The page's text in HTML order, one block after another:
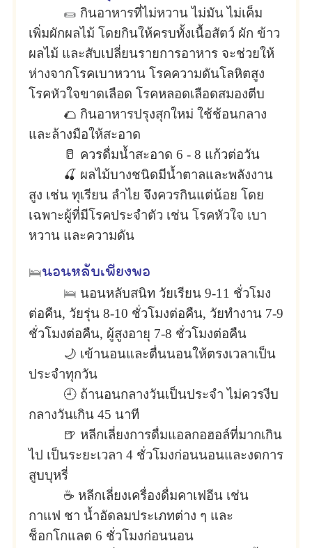
🌯 กินอาหารที่ไม่หวาน ไม่มัน ไม่เค็ม
เพิ่มผักผลไม้ โดยกินให้ครบทั้งเนื้อสัตว์ ผัก ข้าว
ผลไม้ และสับเปลี่ยนรายการอาหาร จะช่วยให้
ห่างจากโรคเบาหวาน โรคความดันโลหิตสูง
โรคหัวใจขาดเลือด โรคหลอดเลือดสมองตีบ
🌮 กินอาหารปรุงสุกใหม่ ใช้ช้อนกลาง
และล้างมือให้สะอาด
🥛 ควรดื่มน้ำสะอาด 6 - 8 แก้วต่อวัน
🍒 ผลไม้บางชนิดมีน้ำตาลและพลังงาน
สูง เช่น ทุเรียน ลำไย จึงควรกินแต่น้อย โดย
เฉพาะผู้ที่มีโรคประจำตัว เช่น โรคหัวใจ เบา
หวาน และความดัน
🛌นอนหลับเพียงพอ
🛌 นอนหลับสนิท วัยเรียน 9-11 ชั่วโมง
ต่อคืน, วัยรุ่น 8-10 ชั่วโมงต่อคืน, วัยทำงาน 7-9
ชั่วโมงต่อคืน, ผู้สูงอายุ 7-8 ชั่วโมงต่อคืน
🌙 เข้านอนและตื่นนอนให้ตรงเวลาเป็น
ประจำทุกวัน
🕘 ถ้านอนกลางวันเป็นประจำ ไม่ควรงีบ
กลางวันเกิน 45 นาที
🍺 หลีกเลี่ยงการดื่มแอลกอฮอล์ที่มากเกิน
ไป เป็นระยะเวลา 4 ชั่วโมงก่อนนอนและงดการ
สูบบุหรี่
☕ หลีกเลี่ยงเครื่องดื่มคาเฟอีน เช่น
กาแฟ ชา น้ำอัดลมประเภทต่าง ๆ และ
ช็อกโกแลต 6 ชั่วโมงก่อนนอน